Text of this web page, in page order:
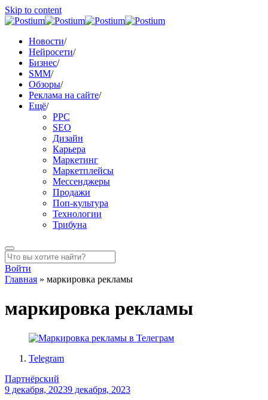
Skip to content
Новости/
Нейросети/
Бизнес/
SMM/
Обзоры/
Реклама на сайте/
Ещё/
PPC
SEO
Дизайн
Карьера
Маркетинг
Маркетплейсы
Мессенджеры
Продажи
Поп-культура
Технологии
Трибуна
Войти
Главная » маркировка рекламы
маркировка рекламы
Telegram
Партнёрский
9 декабря, 20239 декабря, 2023